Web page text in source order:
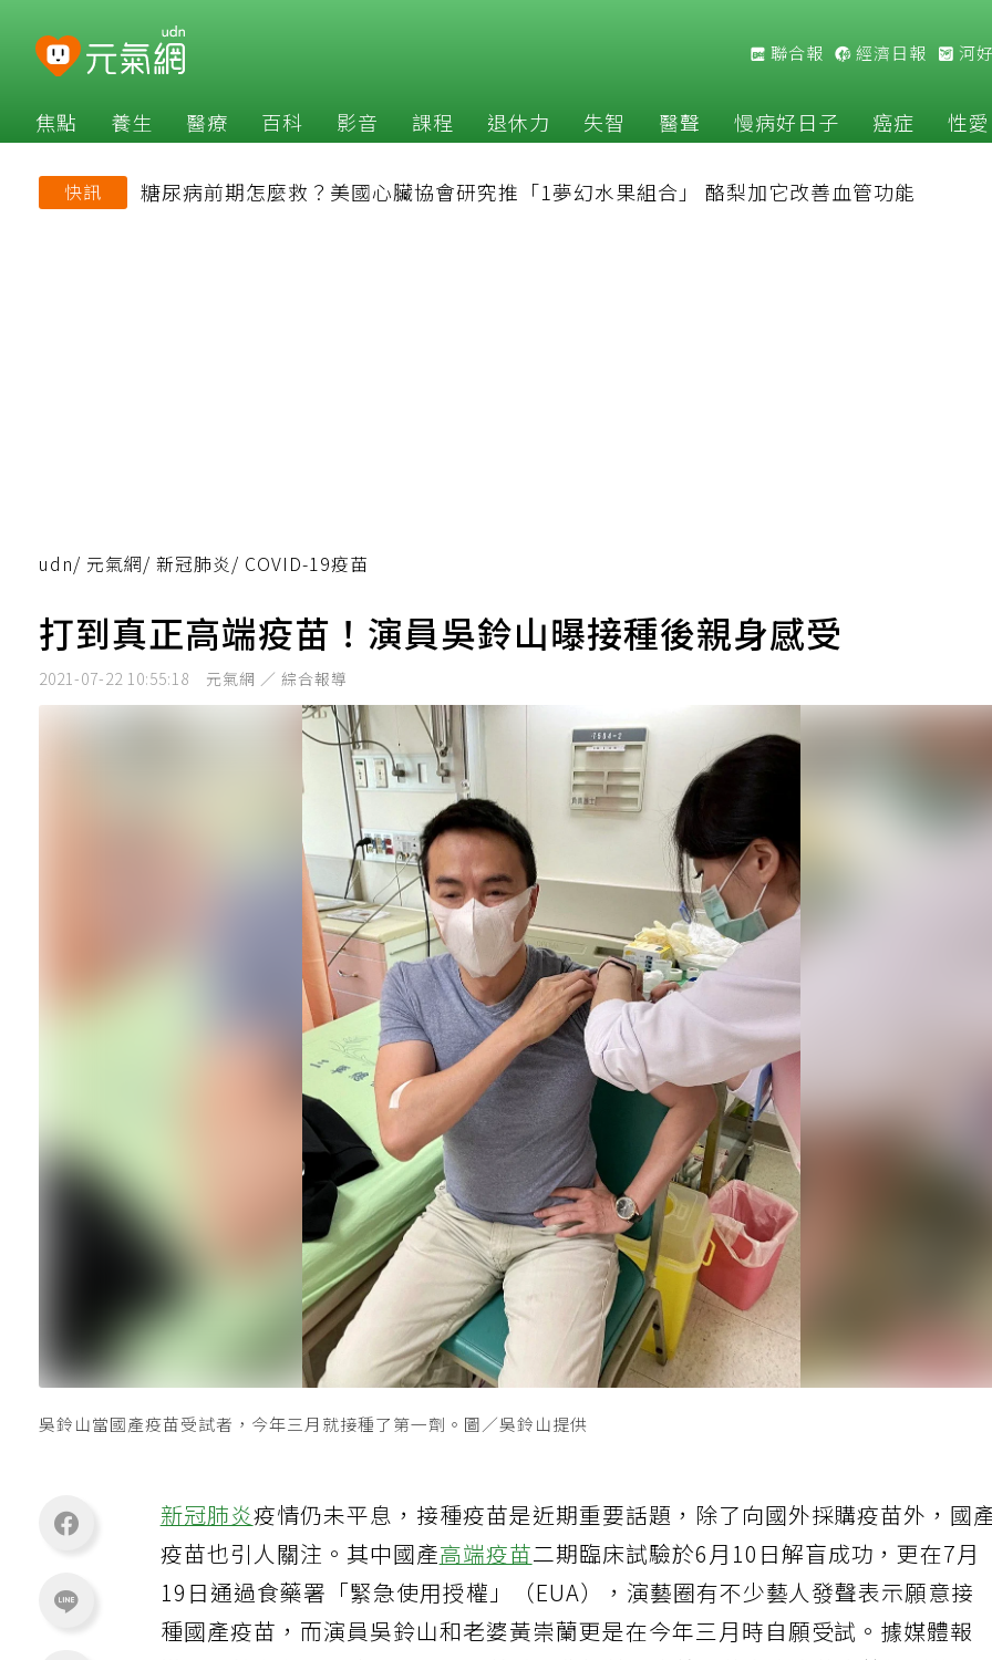
聯合報 經濟日報 河
焦點 養生 醫療 百科 影音 課程 退休力 失智 醫聲 慢病好日子 癌症 性愛
快訊 糖尿病前期怎麼救？美國心臟協會研究推「1夢幻水果組合」 酪梨加它改善血管功能
udn/ 元氣網/ 新冠肺炎/ COVID-19疫苗
打到真正高端疫苗！演員吳鈴山曝接種後親身感受
2021-07-22 10:55:18 元氣網 ／ 綜合報導
吳鈴山當國產疫苗受試者，今年三月就接種了第一劑。圖／吳鈴山提供
新冠肺炎疫情仍未平息，接種疫苗是近期重要話題，除了向國外採購疫苗外，國
疫苗也引人關注。其中國產高端疫苗二期臨床試驗於6月10日解盲成功，更在7月
19日通過食藥署「緊急使用授權」（EUA），演藝圈有不少藝人發聲表示願意接
種國產疫苗，而演員吳鈴山和老婆黃崇蘭更是在今年三月時自願受試。據媒體報